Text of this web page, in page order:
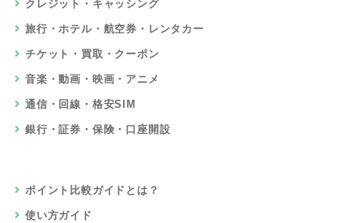
クレジット・キャッシング
旅行・ホテル・航空券・レンタカー
チケット・買取・クーポン
音楽・動画・映画・アニメ
通信・回線・格安SIM
銀行・証券・保険・口座開設
ポイント比較ガイドとは？
使い方ガイド